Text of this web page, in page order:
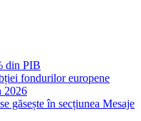
din PIB
fondurilor europene
2026
găsește în secțiunea Mesaje